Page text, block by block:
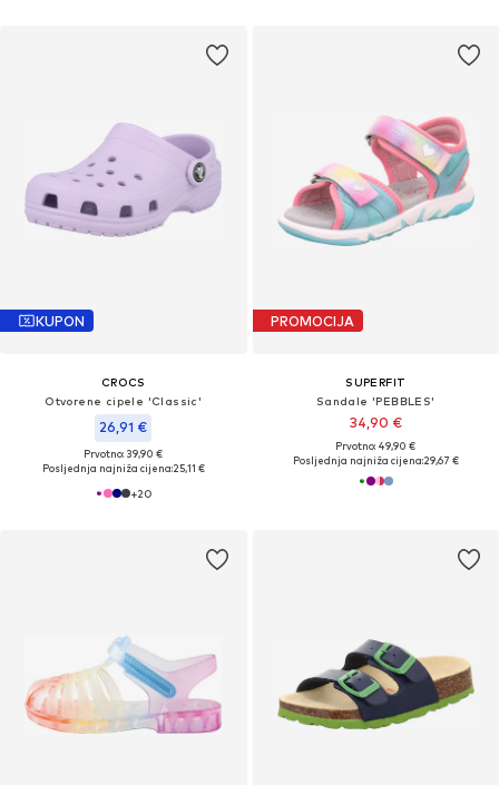
KUPON
CROCS
Otvorene cipele 'Classic'
26,91 €
Prvotno: 39,90 €
Posljednja najniža cijena:25,11 €
+20
PROMOCIJA
SUPERFIT
Sandale 'PEBBLES'
34,90 €
Prvotno: 49,90 €
Posljednja najniža cijena:29,67 €